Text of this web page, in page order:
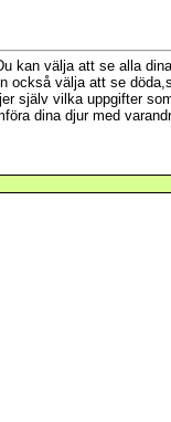
kan välja att se alla
också välja att se
själv vilka uppgifter
dina djur med